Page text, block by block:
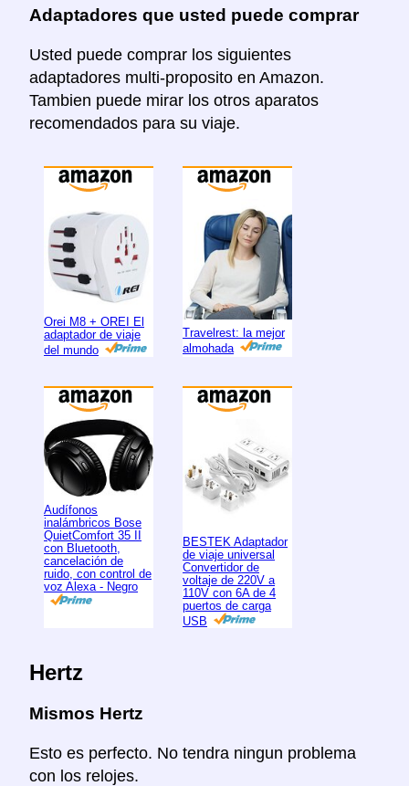
Adaptadores que usted puede comprar
Usted puede comprar los siguientes
adaptadores multi-proposito en Amazon.
Tambien puede mirar los otros aparatos
recomendados para su viaje.
Orei M8 + OREI El
adaptador de viaje
del mundo
Travelrest: la mejor
almohada
Audífonos
inalámbricos Bose
QuietComfort 35 II
con Bluetooth,
cancelación de
ruido, con control de
voz Alexa - Negro
BESTEK Adaptador
de viaje universal
Convertidor de
voltaje de 220V a
110V con 6A de 4
puertos de carga
USB
Hertz
Mismos Hertz
Esto es perfecto. No tendra ningun problema
con los relojes.